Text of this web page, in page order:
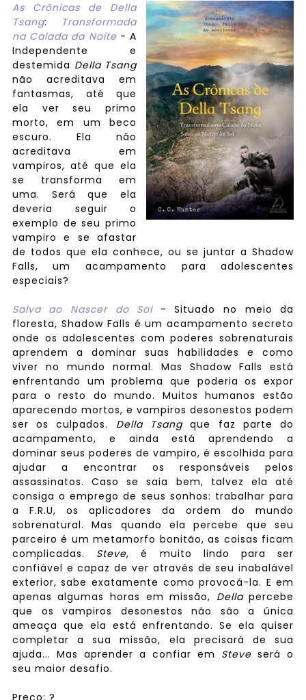
As Crônicas de Della
Tsang:
Transformada
na Calada da Noite- A
Independente e
destemida Della Tsang
não acreditava em
fantasmas, até que
ela ver seu primo
morto, em um beco
escuro. Ela não
acreditava em
vampiros, até que ela
se transforma em
uma. Será que ela
deveria seguir o
exemplo de seu primo
vampiro e se afastar
de todos que ela conhece, ou se juntar a Shadow
Falls, um acampamento para adolescentes
especiais?
Salva ao Nascer do Sol- Situado no meio da
floresta, Shadow Falls é um acampamento secreto
onde os adolescentes com poderes sobrenaturais
aprendem a dominar suas habilidades e como
viver no mundo normal. Mas Shadow Falls está
enfrentando um problema que poderia os expor
para o resto do mundo. Muitos humanos estão
aparecendo mortos, e vampiros desonestos podem
ser os culpados. Della Tsangque faz parte do
acampamento, e ainda está aprendendo a
dominar seus poderes de vampiro, é escolhida para
ajudar a encontrar os responsáveis pelos
assassinatos. Caso se saia bem, talvez ela até
consiga o emprego de seus sonhos: trabalhar para
a F.R.U, os aplicadores da ordem do mundo
sobrenatural. Mas quando ela percebe que seu
parceiro é um metamorfo bonitão, as coisas ficam
complicadas. Steve, é muito lindo para ser
confiável e capaz de ver através de seu inabalável
exterior, sabe exatamente como provocá-la. E em
apenas algumas horas em missão, Dellapercebe
que os vampiros desonestos não são a única
ameaça que ela está enfrentando. Se ela quiser
completar a sua missão, ela precisará de sua
ajuda... Mas aprender a confiar em Steve será o
seu maior desafio.